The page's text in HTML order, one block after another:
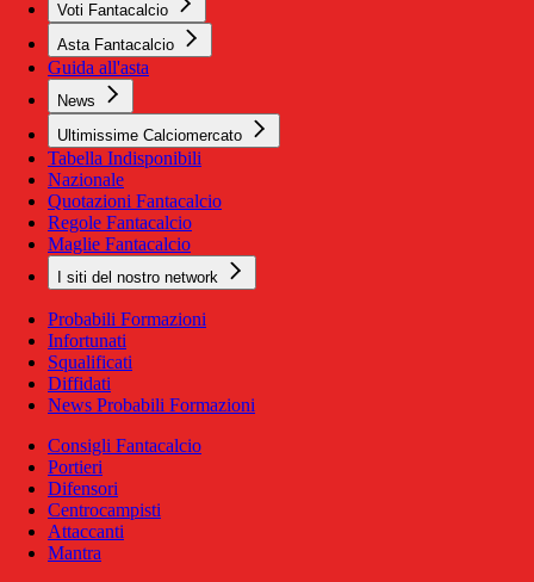
Voti Fantacalcio
Asta Fantacalcio
Guida all'asta
News
Ultimissime Calciomercato
Tabella Indisponibili
Nazionale
Quotazioni Fantacalcio
Regole Fantacalcio
Maglie Fantacalcio
I siti del nostro network
Probabili Formazioni
Infortunati
Squalificati
Diffidati
News Probabili Formazioni
Consigli Fantacalcio
Portieri
Difensori
Centrocampisti
Attaccanti
Mantra